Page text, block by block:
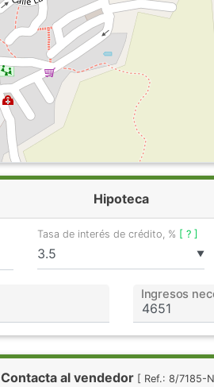
Hipoteca
▼
Tasa de interés de crédito, % [ ? ]
Ingresos
Contacta al vendedor [ Ref.: 8/7185-